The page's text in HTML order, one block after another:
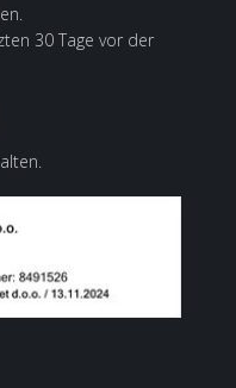
30 Tage vor der